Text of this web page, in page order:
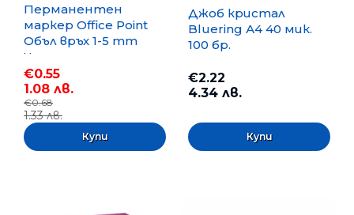
Перманентен
маркер Office Point
Объл връх 1-5 mm
Черен
€0.55
1.08 лв.
€0.68
1.33 лв.
Джоб кристал
Bluering А4 40 мик.
100 бр.
€2.22
4.34 лв.